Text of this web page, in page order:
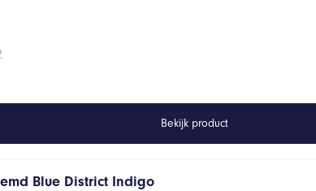
Bekijk product
Blue District Indigo